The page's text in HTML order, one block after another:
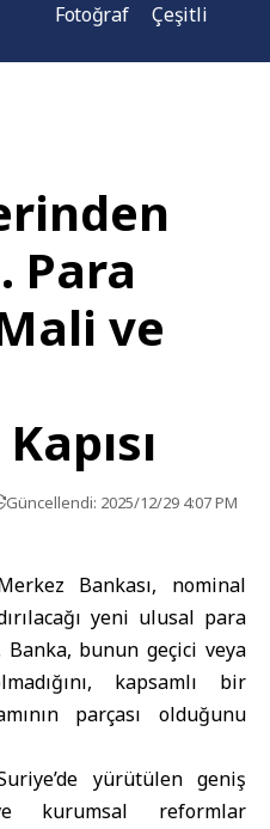
Fotoğraf
Çeşitli
Para
ve
Güncellendi: 2025/12/29 4:07 PM
Bankası, nominal
yeni ulusal para
bunun geçici veya
kapsamlı bir
parçası olduğunu
yürütülen geniş
kurumsal reformlar